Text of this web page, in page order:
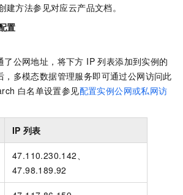
建方法参见对应云产品文档。
置
了公网地址，将下方 IP 列表添加到实例的
，多模态数据管理服务即可通过公网访问此
白名单设置参见配置实例公网或私网访
IP 列表
47.110.230.142、
47.98.189.92